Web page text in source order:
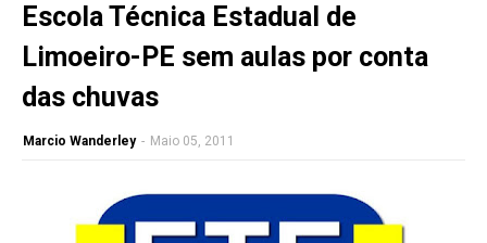
Escola Técnica Estadual de
Limoeiro-PE sem aulas por conta
das chuvas
Marcio Wanderley - Maio 05, 2011